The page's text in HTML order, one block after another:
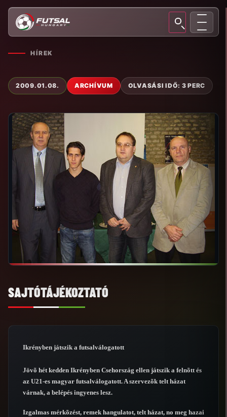
HÍREK
2009.01.08. ARCHÍVUM OLVASÁSI IDŐ: 3 PERC
SAJTÓTÁJÉKOZTATÓ
Ikrényben játszik a futsalválogatott
Jövõ hét kedden Ikrényben Csehország ellen játszik a felnõtt és
az U21-es magyar futsalválogatott. A szervezõk telt házat
várnak, a belépés ingyenes lesz.
Izgalmas mérkõzést, remek hangulatot, telt házat, no meg hazai